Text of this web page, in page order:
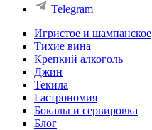
Telegram
Игристое и шампанское
Тихие вина
Крепкий алкоголь
Джин
Текила
Гастрономия
Бокалы и сервировка
Блог